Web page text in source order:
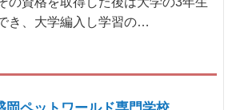
き、大学編入し学習の…